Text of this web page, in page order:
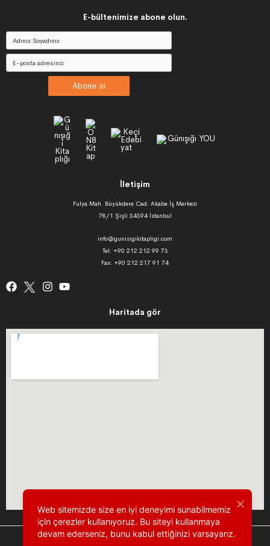
E-bültenimize abone olun.
Abone ol
İletişim
Fulya Mah. Büyükdere Cad. Akabe İş Merkezi
78/1 Şişli 34394 İstanbul
info@gunisigikitapligi.com
Tel: +90 212 212 99 73
Fax: +90 212 217 91 74
Haritada gör
Web sitemizde size en iyi deneyimi sunabilmemiz
için çerezler kullanıyoruz. Bu siteyi kullanmaya
devam ederseniz, bunu kabul ettiğinizi varsayarız.